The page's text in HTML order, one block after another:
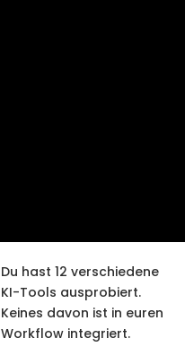
Du hast 12 verschiedene
KI-Tools ausprobiert.
Keines davon ist in euren
Workflow integriert.